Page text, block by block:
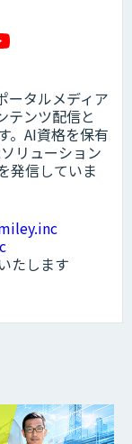
ータルメディア
テンツ配信と
。AI資格を保有
リューション
発信していま
たします